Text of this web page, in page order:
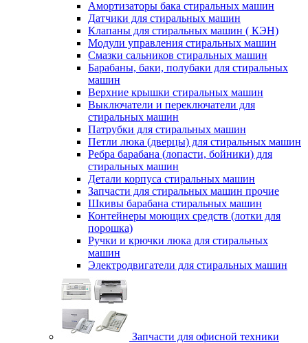
Амортизаторы бака стиральных машин
Датчики для стиральных машин
Клапаны для стиральных машин ( КЭН)
Модули управления стиральных машин
Смазки сальников стиральных машин
Барабаны, баки, полубаки для стиральных
машин
Верхние крышки стиральных машин
Выключатели и переключатели для
стиральных машин
Патрубки для стиральных машин
Петли люка (дверцы) для стиральных машин
Ребра барабана (лопасти, бойники) для
стиральных машин
Детали корпуса стиральных машин
Запчасти для стиральных машин прочие
Шкивы барабана стиральных машин
Контейнеры моющих средств (лотки для
порошка)
Ручки и крючки люка для стиральных
машин
Электродвигатели для стиральных машин
Запчасти для офисной техники